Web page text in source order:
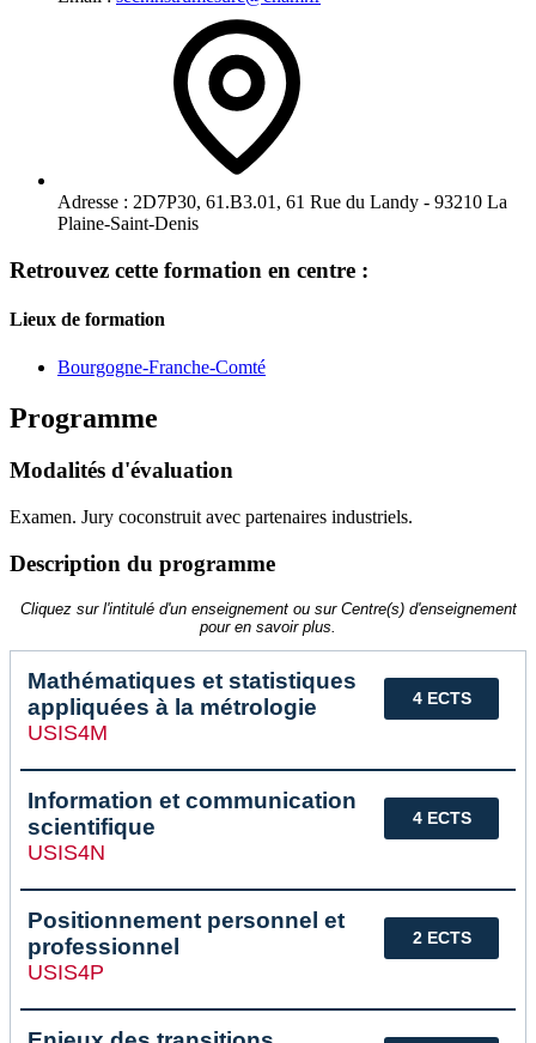
Adresse : 2D7P30, 61.B3.01, 61 Rue du Landy - 93210 La
Plaine-Saint-Denis
Retrouvez cette formation en centre :
Lieux de formation
Bourgogne-Franche-Comté
Programme
Modalités d'évaluation
Examen. Jury coconstruit avec partenaires industriels.
Description du programme
Cliquez sur l'intitulé d'un enseignement ou sur Centre(s) d'enseignement
pour en savoir plus.
4 ECTS
Mathématiques et statistiques
appliquées à la métrologie
USIS4M
4 ECTS
Information et communication
scientifique
USIS4N
2 ECTS
Positionnement personnel et
professionnel
USIS4P